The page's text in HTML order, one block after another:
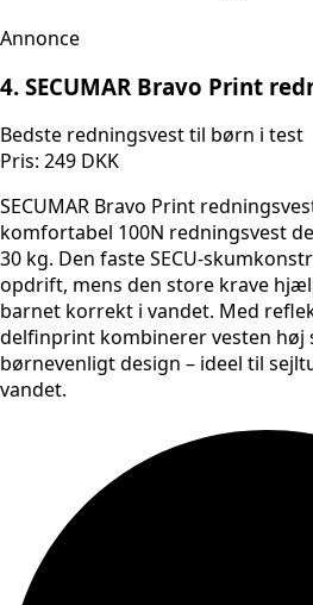
Annonce
4. SECUMAR Bravo Print
Bedste redningsvest til børn i test
Pris: 249 DKK
SECUMAR Bravo Print
komfortabel 100N redningsvest
30 kg. Den faste SECU-
opdrift, mens den store krave
barnet korrekt i vandet. Med
delfinprint kombinerer vesten høj
børnevenligt design – ideel til
vandet.